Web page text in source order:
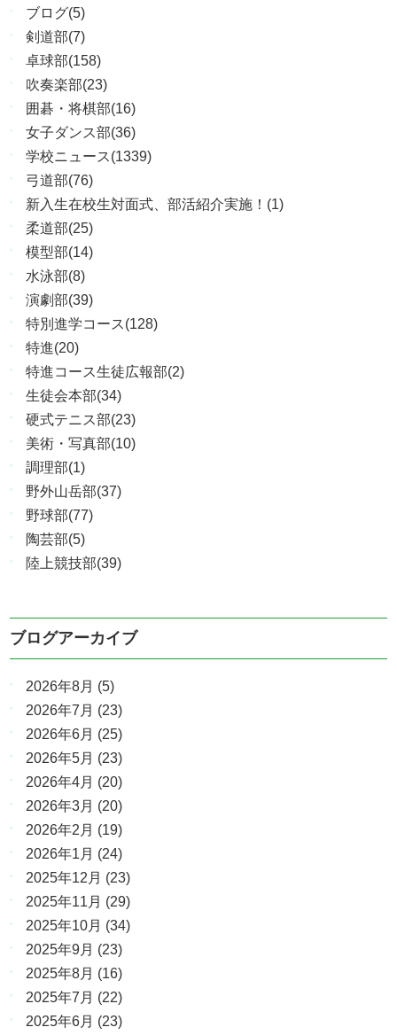
ブログ(5)
剣道部(7)
卓球部(158)
吹奏楽部(23)
囲碁・将棋部(16)
女子ダンス部(36)
学校ニュース(1339)
弓道部(76)
新入生在校生対面式、部活紹介実施！(1)
柔道部(25)
模型部(14)
水泳部(8)
演劇部(39)
特別進学コース(128)
特進(20)
特進コース生徒広報部(2)
生徒会本部(34)
硬式テニス部(23)
美術・写真部(10)
調理部(1)
野外山岳部(37)
野球部(77)
陶芸部(5)
陸上競技部(39)
ブログアーカイブ
2026年8月 (5)
2026年7月 (23)
2026年6月 (25)
2026年5月 (23)
2026年4月 (20)
2026年3月 (20)
2026年2月 (19)
2026年1月 (24)
2025年12月 (23)
2025年11月 (29)
2025年10月 (34)
2025年9月 (23)
2025年8月 (16)
2025年7月 (22)
2025年6月 (23)